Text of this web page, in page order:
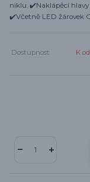
niklu. ✔️Naklápěcí
✔️Včetně LED žárovek
Dostupnost K